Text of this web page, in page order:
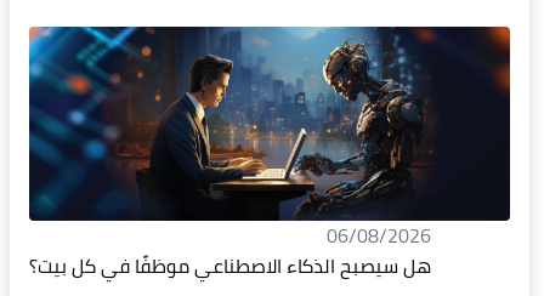
06/08/2026
هل سيصبح الذكاء الاصطناعي موظفًا في كل بيت؟